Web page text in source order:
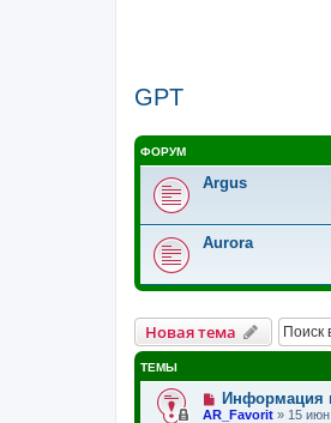
GPT
ФОРУМ
Argus
Aurora
Новая тема
ТЕМЫ
Информация
AR_Favorit » 15